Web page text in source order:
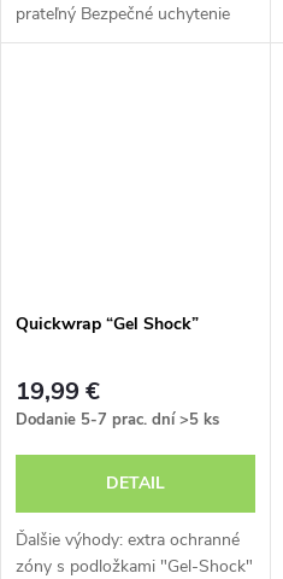
prateľný Bezpečné uchytenie
vďaka zapínaniu na háčik a
Quickwrap “Gel Shock”
19,99 €
Dodanie 5-7 prac. dní>5 ks
DETAIL
Ďalšie výhody: extra ochranné
zóny s podložkami "Gel-Shock"